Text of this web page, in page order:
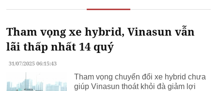
Tham vọng xe hybrid, Vinasun vẫn
lãi thấp nhất 14 quý
31/07/2025 06:15:43
Tham vọng chuyển đổi xe hybrid chưa
giúp Vinasun thoát khỏi đà giảm lợi